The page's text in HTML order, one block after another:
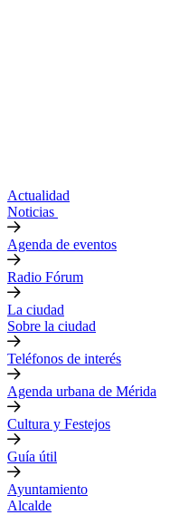
Actualidad
Noticias
Agenda de eventos
Radio Fórum
La ciudad
Sobre la ciudad
Teléfonos de interés
Agenda urbana de Mérida
Cultura y Festejos
Guía útil
Ayuntamiento
Alcalde